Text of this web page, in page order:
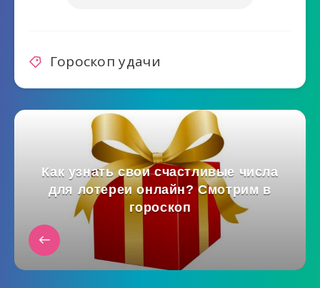
Гороскоп удачи
Как узнать свои счастливые числа
для лотереи онлайн? Смотрим в
гороскоп